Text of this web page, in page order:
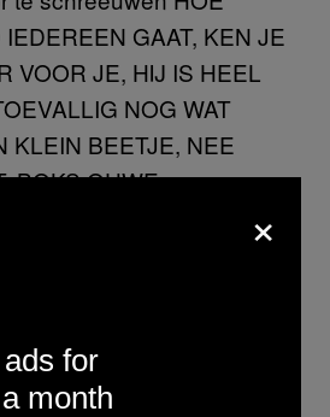
GAAT, KEN JE
VOOR JE, HIJ IS HEEL
NOG WAT
KLEIN BEETJE, NEE
BOKS OUWE.
×
for
month